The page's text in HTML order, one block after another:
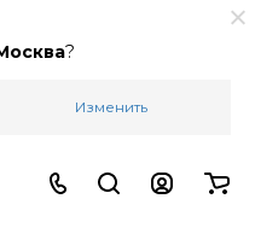
?
Изменить